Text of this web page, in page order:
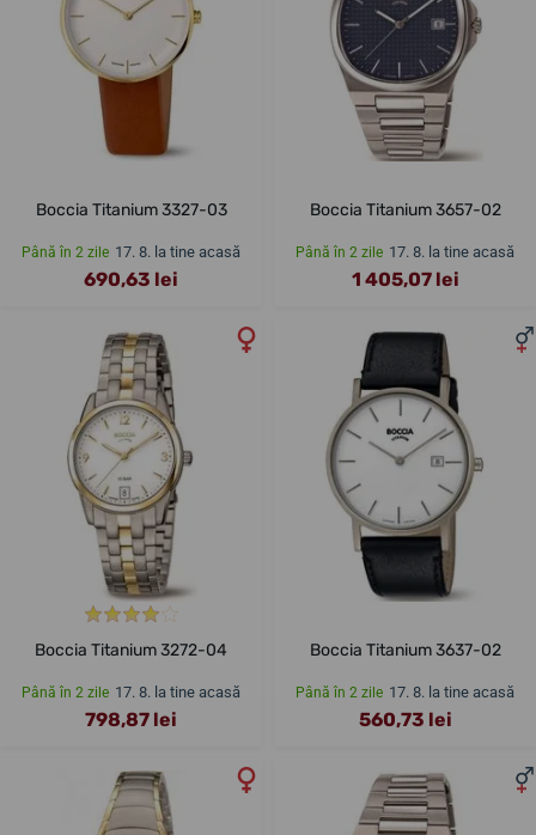
Boccia Titanium 3327-03
Până în 2 zile 17. 8. la tine acasă
690,63 lei
Boccia Titanium 3657-02
Până în 2 zile 17. 8. la tine acasă
1 405,07 lei
Boccia Titanium 3272-04
Până în 2 zile 17. 8. la tine acasă
798,87 lei
Boccia Titanium 3637-02
Până în 2 zile 17. 8. la tine acasă
560,73 lei